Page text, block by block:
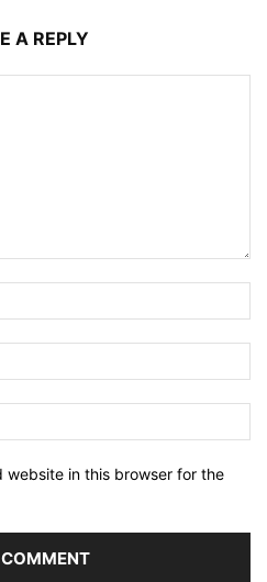
A REPLY
website in this browser for the